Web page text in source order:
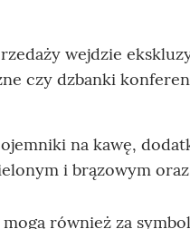
wejdzie
czy dzbanki
na kawę,
i brązowym
również za